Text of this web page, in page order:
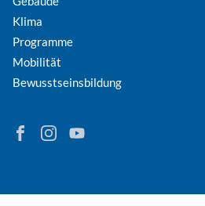
Klima
Programme
Mobilität
Bewusstseinsbildung
Finden Sie Energie in
Folgen Sie Energie in
Besuchen Sie den